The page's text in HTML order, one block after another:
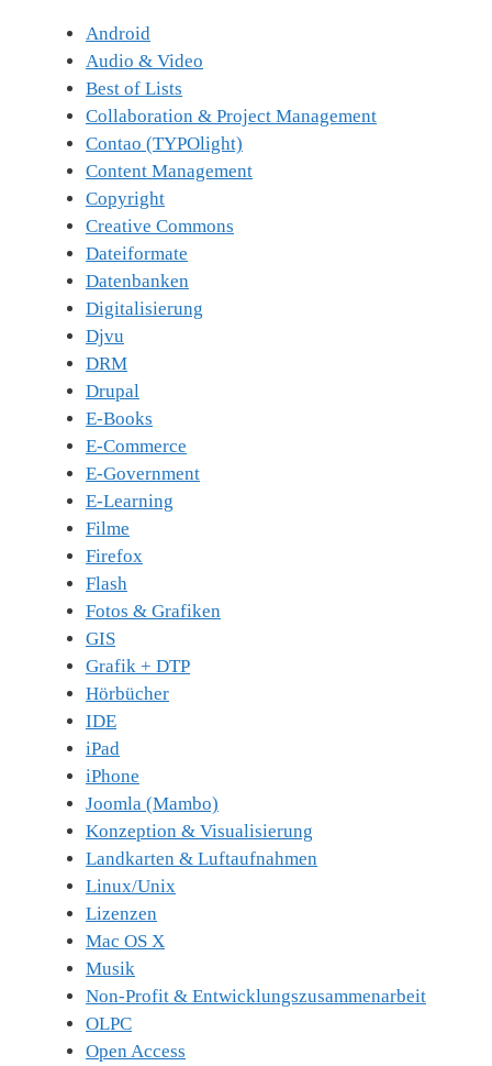
Android
Audio & Video
Best of Lists
Collaboration & Project Management
Contao (TYPOlight)
Content Management
Copyright
Creative Commons
Dateiformate
Datenbanken
Digitalisierung
Djvu
DRM
Drupal
E-Books
E-Commerce
E-Government
E-Learning
Filme
Firefox
Flash
Fotos & Grafiken
GIS
Grafik + DTP
Hörbücher
IDE
iPad
iPhone
Joomla (Mambo)
Konzeption & Visualisierung
Landkarten & Luftaufnahmen
Linux/Unix
Lizenzen
Mac OS X
Musik
Non-Profit & Entwicklungszusammenarbeit
OLPC
Open Access